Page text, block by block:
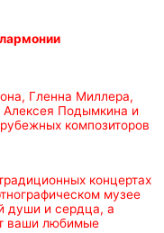
Гленна Миллера,
Подымкина и
композиторов
концертах
музее
души и сердца, а
ваши любимые